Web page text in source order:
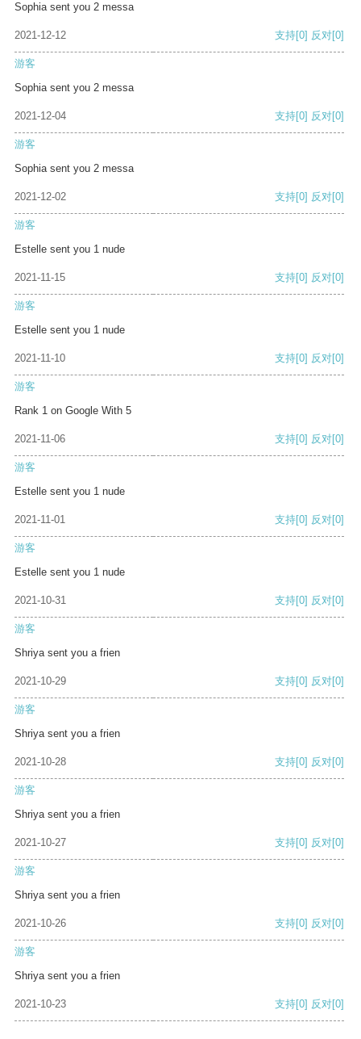
Sophia sent you 2 messa
2021-12-12 支持[0] 反对[0]
游客
Sophia sent you 2 messa
2021-12-04 支持[0] 反对[0]
游客
Sophia sent you 2 messa
2021-12-02 支持[0] 反对[0]
游客
Estelle sent you 1 nude
2021-11-15 支持[0] 反对[0]
游客
Estelle sent you 1 nude
2021-11-10 支持[0] 反对[0]
游客
Rank 1 on Google With 5
2021-11-06 支持[0] 反对[0]
游客
Estelle sent you 1 nude
2021-11-01 支持[0] 反对[0]
游客
Estelle sent you 1 nude
2021-10-31 支持[0] 反对[0]
游客
Shriya sent you a frien
2021-10-29 支持[0] 反对[0]
游客
Shriya sent you a frien
2021-10-28 支持[0] 反对[0]
游客
Shriya sent you a frien
2021-10-27 支持[0] 反对[0]
游客
Shriya sent you a frien
2021-10-26 支持[0] 反对[0]
游客
Shriya sent you a frien
2021-10-23 支持[0] 反对[0]